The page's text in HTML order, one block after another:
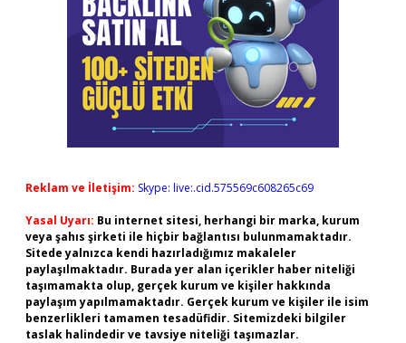
Reklam ve İletişim: Skype: live:.cid.575569c608265c69
Yasal Uyarı: Bu internet sitesi, herhangi bir marka, kurum
veya şahıs şirketi ile hiçbir bağlantısı bulunmamaktadır.
Sitede yalnızca kendi hazırladığımız makaleler
paylaşılmaktadır. Burada yer alan içerikler haber niteliği
taşımamakta olup, gerçek kurum ve kişiler hakkında
paylaşım yapılmamaktadır. Gerçek kurum ve kişiler ile isim
benzerlikleri tamamen tesadüfidir. Sitemizdeki bilgiler
taslak halindedir ve tavsiye niteliği taşımazlar.